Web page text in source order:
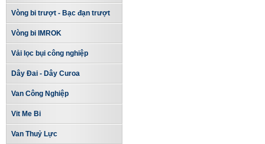
Vòng bi trượt - Bạc đạn trượt
Vòng bi IMROK
Vải lọc bụi công nghiệp
Dây Đai - Dây Curoa
Van Công Nghiệp
Vit Me Bi
Van Thuỷ Lực